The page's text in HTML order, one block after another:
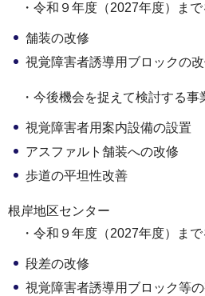
・令和９年度（2027年度）まで
舗装の改修
視覚障害者誘導用ブロックの
・今後機会を捉えて検討する事
視覚障害者用案内設備の設置
アスファルト舗装への改修
歩道の平坦性改善
根岸地区センター
・令和９年度（2027年度）まで
段差の改修
視覚障害者誘導用ブロック等